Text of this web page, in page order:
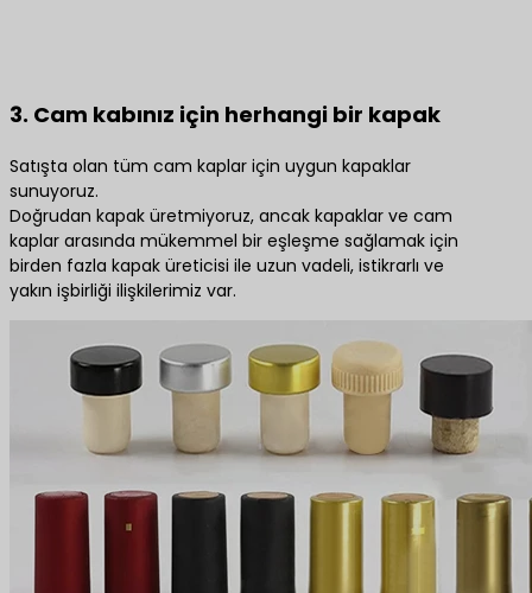
3. Cam kabınız için herhangi bir kapak
Satışta olan tüm cam kaplar için uygun kapaklar
sunuyoruz.
Doğrudan kapak üretmiyoruz, ancak kapaklar ve cam
kaplar arasında mükemmel bir eşleşme sağlamak için
birden fazla kapak üreticisi ile uzun vadeli, istikrarlı ve
yakın işbirliği ilişkilerimiz var.